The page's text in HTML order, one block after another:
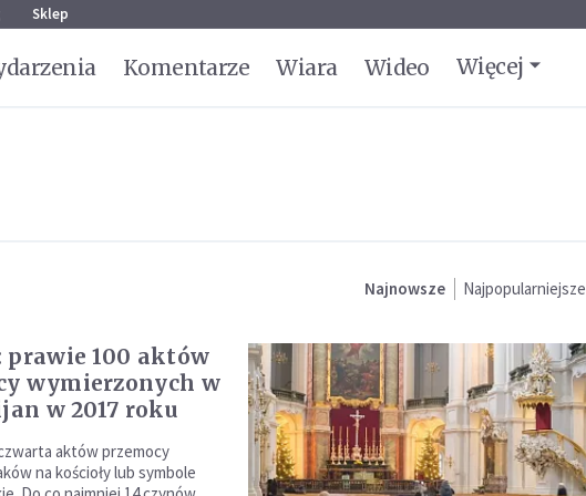
Sklep
Komentarze Wiara Wideo Więcej
Najnowsze Najpopularniejsze
prawie 100 aktów
wymierzonych w
w 2017 roku
aktów przemocy
na kościoły lub symbole